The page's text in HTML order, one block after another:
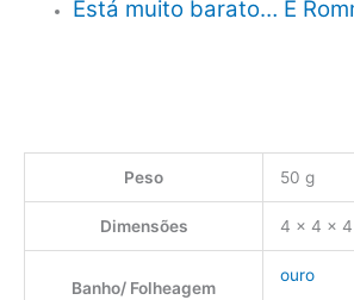
Está muito barato… É
Peso 50 g
Dimensões 4 × 4 ×
Banho/ Folheagem
ouro